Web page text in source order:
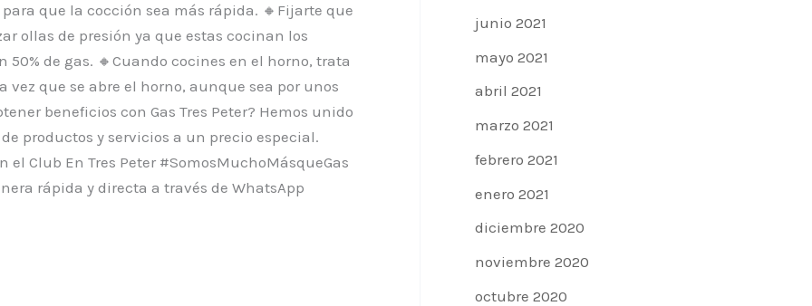
que la cocción sea más rápida. 🔸Fijarte que
ollas de presión ya que estas cocinan los
de gas. 🔸Cuando cocines en el horno, trata
vez que se abre el horno, aunque sea por unos
beneficios con Gas Tres Peter? Hemos unido
productos y servicios a un precio especial.
Club En Tres Peter #SomosMuchoMásqueGas
rápida y directa a través de WhatsApp
junio 2021
mayo 2021
abril 2021
marzo 2021
febrero 2021
enero 2021
diciembre 2020
noviembre 2020
octubre 2020